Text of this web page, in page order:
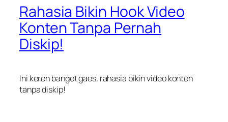
Rahasia Bikin Hook Video
Konten Tanpa Pernah
Diskip!
Ini keren banget gaes, rahasia bikin video konten
tanpa diskip!